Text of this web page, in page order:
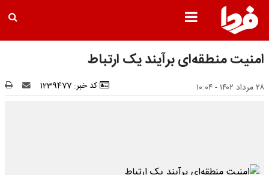
امنیت منطقه‌ای برآیند یک ارتباط
۲۸ مرداد ۱۴۰۲ - ۱۰:۰۴ کد خبر: 1239477